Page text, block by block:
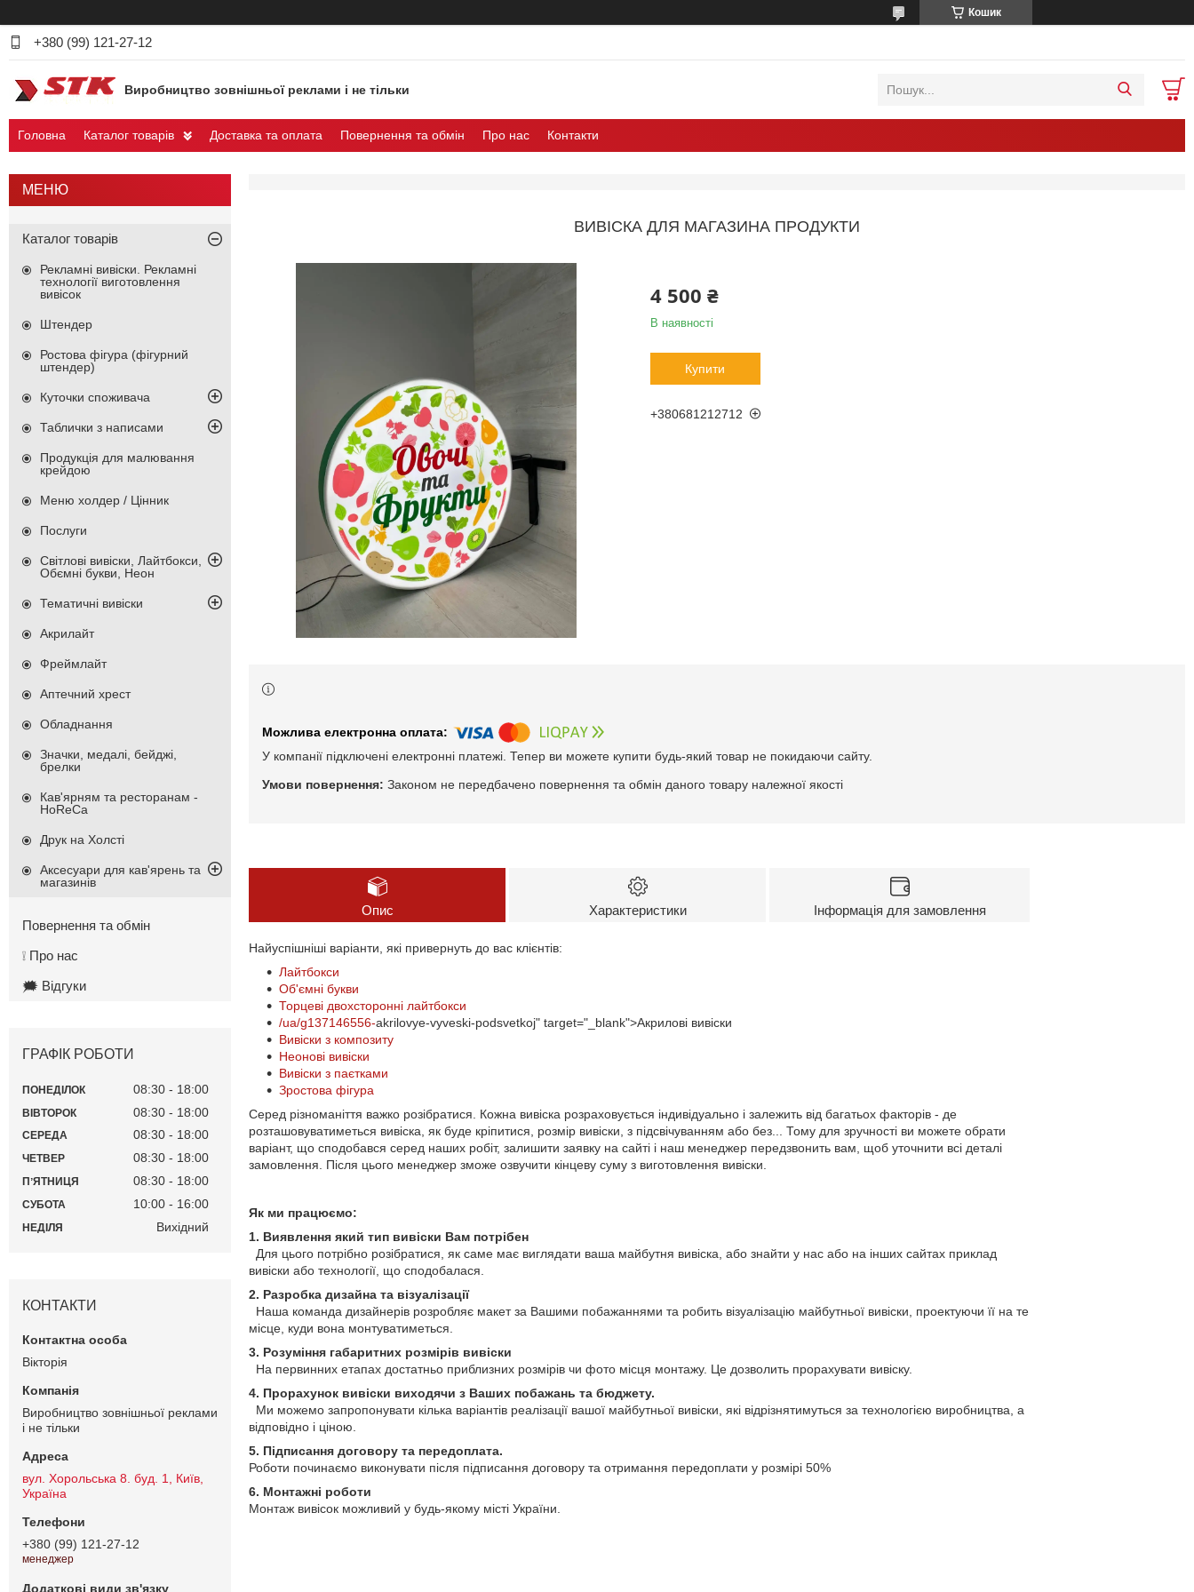
Кошик
+380 (99) 121-27-12
Виробництво зовнішньої реклами і не тільки
Головна Каталог товарів Доставка та оплата Повернення та обмін Про нас Контакти
ВИВІСКА ДЛЯ МАГАЗИНА ПРОДУКТИ
4 500 ₴
В наявності
Купити
+380681212712
У компанії підключені електронні платежі. Тепер ви можете купити будь-який товар не покидаючи сайту.
Законом не передбачено повернення та обмін даного товару належної якості
Опис Характеристики Інформація для замовлення
Найуспішніші варіанти, які привернуть до вас клієнтів:
Лайтбокси
Об'ємні букви
Торцеві двохсторонні лайтбокси
/ua/g137146556-akrilovye-vyveski-podsvetkoj" target="_blank">Акрилові вивіски
Вивіски з композиту
Неонові вивіски
Вивіски з паєтками
Зростова фігура
Серед різноманіття важко розібратися. Кожна вивіска розраховується індивідуально і залежить від багатьох факторів - де
розташовуватиметься вивіска, як буде кріпитися, розмір вивіски, з підсвічуванням або без... Тому для зручності ви можете обрати
варіант, що сподобався серед наших робіт, залишити заявку на сайті і наш менеджер передзвонить вам, щоб уточнити всі деталі
замовлення. Після цього менеджер зможе озвучити кінцеву суму з виготовлення вивіски.
Як ми працюємо:
1. Виявлення який тип вивіски Вам потрібен
Для цього потрібно розібратися, як саме має виглядати ваша майбутня вивіска, або знайти у нас або на інших сайтах приклад
вивіски або технології, що сподобалася.
2. Разробка дизайна та візуалізації
Наша команда дизайнерів розробляє макет за Вашими побажаннями та робить візуалізацію майбутньої вивіски, проектуючи її на те
місце, куди вона монтуватиметься.
3. Розуміння габаритних розмірів вивіски
На первинних етапах достатньо приблизних розмірів чи фото місця монтажу. Це дозволить прорахувати вивіску.
4. Прорахунок вивіски виходячи з Ваших побажань та бюджету.
Ми можемо запропонувати кілька варіантів реалізації вашої майбутньої вивіски, які відрізнятимуться за технологією виробництва, а
відповідно і ціною.
5. Підписання договору та передоплата.
Роботи починаємо виконувати після підписання договору та отримання передоплати у розмірі 50%
6. Монтажні роботи
Монтаж вивісок можливий у будь-якому місті України.
Каталог товарів
Рекламні вивіски. Рекламні
технології виготовлення
вивісок
Штендер
Ростова фігура (фігурний
штендер)
Куточки споживача
Таблички з написами
Продукція для малювання
крейдою
Меню холдер / Цінник
Послуги
Світлові вивіски, Лайтбокси,
Обємні букви, Неон
Тематичні вивіски
Акрилайт
Фреймлайт
Аптечний хрест
Обладнання
Значки, медалі, бейджі,
брелки
Кав'ярням та ресторанам -
HoReCa
Друк на Холсті
Аксесуари для кав'ярень та
магазинів
Повернення та обмін
❕ Про нас
🗯️ Відгуки
ГРАФІК РОБОТИ
ПОНЕДІЛОК 08:30 18:00
ВІВТОРОК 08:30 18:00
СЕРЕДА 08:30 18:00
ЧЕТВЕР 08:30 18:00
ПʼЯТНИЦЯ 08:30 18:00
СУБОТА 10:00 16:00
НЕДІЛЯ Вихідний
КОНТАКТИ
Вiкторiя
Виробництво зовнішньої реклами
і не тільки
вул. Хорольська 8. буд. 1, Київ,
Україна
+380 (99) 121-27-12
менеджер